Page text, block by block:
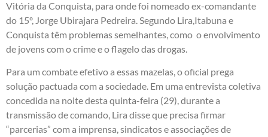
Vitória da Conquista, para onde foi nomeado ex-comandante
do 15º, Jorge Ubirajara Pedreira. Segundo Lira,Itabuna e
Conquista têm problemas semelhantes, como o envolvimento
de jovens com o crime e o flagelo das drogas.
Para um combate efetivo a essas mazelas, o oficial prega
solução pactuada com a sociedade. Em uma entrevista coletiva
concedida na noite desta quinta-feira (29), durante a
transmissão de comando, Lira disse que precisa firmar
“parcerias” com a imprensa, sindicatos e associações de